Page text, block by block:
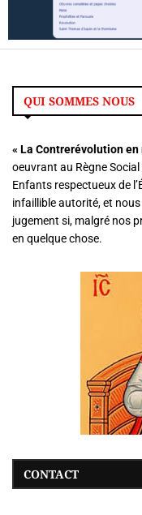
QUI SOMMES NOUS
« La Contrerévolution en
oeuvrant au Règne
Enfants respectueux de
infaillible autorité, et
jugement si, malgré nos
en quelque chose.
CONTACT